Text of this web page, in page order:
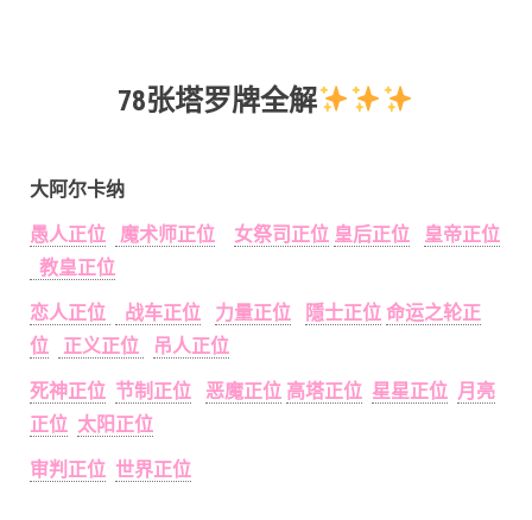
78张塔罗牌全解
大阿尔卡纳
愚人正位
魔术师正位 女祭司正位 皇后正位
皇帝正位
教皇正位
恋人正位
战车正位 力量正位 隱士正位 命运之轮正
位
正义正位
吊人正位
死神正位 节制正位 恶魔正位 高塔正位 星星正位 月亮
正位 太阳正位
审判正位 世界正位